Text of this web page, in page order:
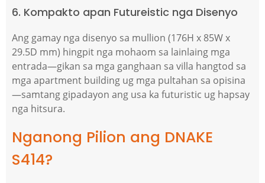
6. Kompakto apan Futureistic nga Disenyo
Ang gamay nga disenyo sa mullion (176H x 85W x
29.5D mm) hingpit nga mohaom sa lainlaing mga
entrada—gikan sa mga ganghaan sa villa hangtod sa
mga apartment building ug mga pultahan sa opisina
—samtang gipadayon ang usa ka futuristic ug hapsay
nga hitsura.
Nganong Pilion ang DNAKE
S414?